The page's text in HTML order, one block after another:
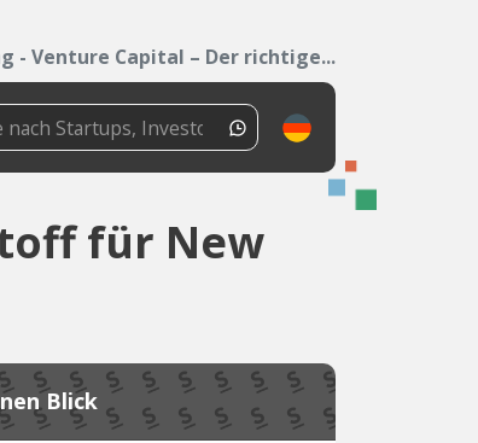
- Venture Capital – Der richtige...
für New
Blick